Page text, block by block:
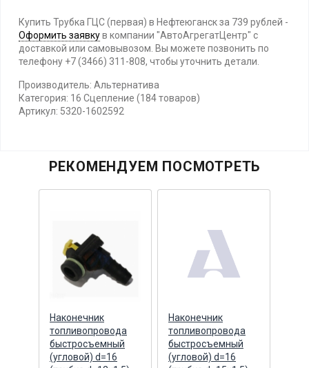
Купить Трубка ГЦС (первая) в Нефтеюганск за 739 рублей -
Оформить заявкув компании "АвтоАгрегатЦентр" с
доставкой или самовывозом. Вы можете позвонить по
телефону +7 (3466) 311-808, чтобы уточнить детали.
Производитель: Альтернатива
Категория: 16 Сцепление (184 товаров)
Артикул: 5320-1602592
РЕКОМЕНДУЕМ ПОСМОТРЕТЬ
Наконечник
топливопровода
быстросъемный
(угловой) d=16
Наконечник
топливопровода
быстросъемный
(угловой) d=16